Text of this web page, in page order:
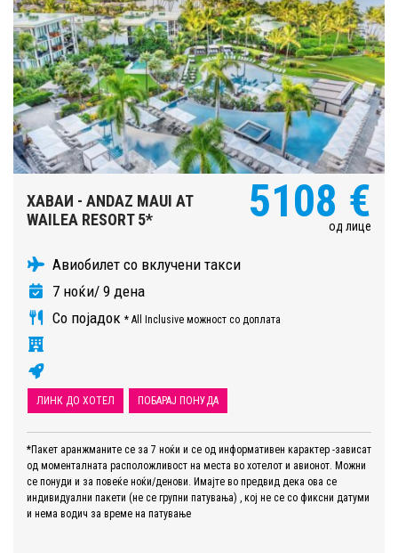
ХАВАИ - ANDAZ MAUI AT
WAILEA RESORT 5*
5108 €
од лице
Авиобилет со вклучени такси
7 ноќи/ 9 дена
Со појадок * All Inclusive можност со доплата
ЛИНК ДО ХОТЕЛ ПОБАРАЈ ПОНУДА
*Пакет аранжманите се за 7 ноќи и се од информативен карактер -зависат
од моменталната расположливост на места во хотелот и авионот. Можни
се понуди и за повеќе ноќи/денови. Имајте во предвид дека ова се
индивидуални пакети (не се групни патувања) , кој не се со фиксни датуми
и нема водич за време на патување